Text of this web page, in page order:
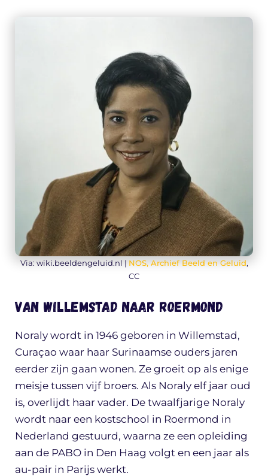
Via: wiki.beeldengeluid.nl | NOS, Archief Beeld en Geluid,
CC
Van Willemstad naar Roermond
Noraly wordt in 1946 geboren in Willemstad,
Curaçao waar haar Surinaamse ouders jaren
eerder zijn gaan wonen. Ze groeit op als enige
meisje tussen vijf broers. Als Noraly elf jaar oud
is, overlijdt haar vader. De twaalfjarige Noraly
wordt naar een kostschool in Roermond in
Nederland gestuurd, waarna ze een opleiding
aan de PABO in Den Haag volgt en een jaar als
au-pair in Parijs werkt.